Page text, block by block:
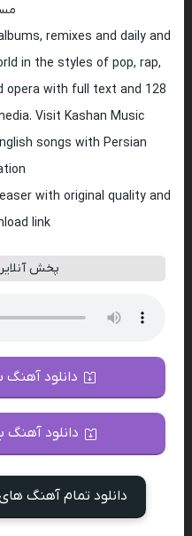
remixes and daily and
in the styles of pop, rap,
opera with full text and 128
Visit Kashan Music
songs with Persian
with original quality and
link
پخش
دانلود آهنگ
دانلود آهنگ
دانلود تمام آهنگ